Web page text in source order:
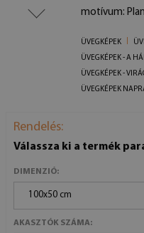
motívum:
ÜVEGKÉPEK
ÜVEGKÉPEK - A
ÜVEGKÉPEK -
ÜVEGKÉPEK
Rendelés:
Válassza ki a termék
DIMENZIÓ:
100x50 cm
AKASZTÓK SZÁMA: